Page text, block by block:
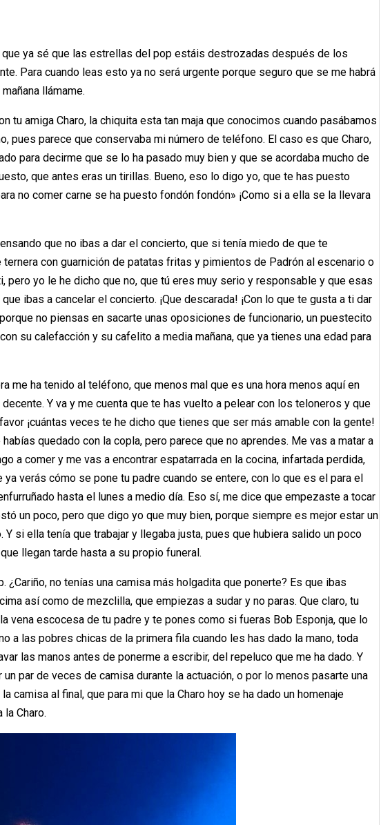
ya sé que las estrellas del pop estáis destrozadas después de los
Para cuando leas esto ya no será urgente porque seguro que se me habrá
llámame.
tu amiga Charo, la chiquita esta tan maja que conocimos cuando pasábamos
pues parece que conservaba mi número de teléfono. El caso es que Charo,
para decirme que se lo ha pasado muy bien y que se acordaba mucho de
que antes eras un tirillas. Bueno, eso lo digo yo, que te has puesto
no comer carne se ha puesto fondón fondón» ¡Como si a ella se la llevara
que no ibas a dar el concierto, que si tenía miedo de que te
con guarnición de patatas fritas y pimientos de Padrón al escenario o
pero yo le he dicho que no, que tú eres muy serio y responsable y que esas
ibas a cancelar el concierto. ¡Que descarada! ¡Con lo que te gusta a ti dar
no piensas en sacarte unas oposiciones de funcionario, un puestecito
su calefacción y su cafelito a media mañana, que ya tienes una edad para
me ha tenido al teléfono, que menos mal que es una hora menos aquí en
Y va y me cuenta que te has vuelto a pelear con los teloneros y que
¡cuántas veces te he dicho que tienes que ser más amable con la gente!
quedado con la copla, pero parece que no aprendes. Me vas a matar a
a comer y me vas a encontrar espatarrada en la cocina, infartada perdida,
verás cómo se pone tu padre cuando se entere, con lo que es el para el
hasta el lunes a medio día. Eso sí, me dice que empezaste a tocar
un poco, pero que digo yo que muy bien, porque siempre es mejor estar un
si ella tenía que trabajar y llegaba justa, pues que hubiera salido un poco
llegan tarde hasta a su propio funeral.
no tenías una camisa más holgadita que ponerte? Es que ibas
así como de mezclilla, que empiezas a sudar y no paras. Que claro, tu
vena escocesa de tu padre y te pones como si fueras Bob Esponja, que lo
a las pobres chicas de la primera fila cuando les has dado la mano, toda
las manos antes de ponerme a escribir, del repeluco que me ha dado. Y
par de veces de camisa durante la actuación, o por lo menos pasarte una
camisa al final, que para mi que la Charo hoy se ha dado un homenaje
Charo.